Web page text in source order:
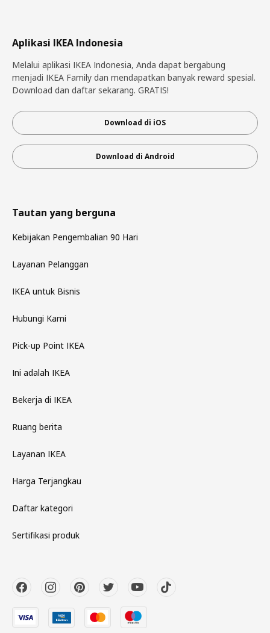
Aplikasi IKEA Indonesia
Melalui aplikasi IKEA Indonesia, Anda dapat bergabung
menjadi IKEA Family dan mendapatkan banyak reward spesial.
Download dan daftar sekarang. GRATIS!
Download di iOS
Download di Android
Tautan yang berguna
Kebijakan Pengembalian 90 Hari
Layanan Pelanggan
IKEA untuk Bisnis
Hubungi Kami
Pick-up Point IKEA
Ini adalah IKEA
Bekerja di IKEA
Ruang berita
Layanan IKEA
Harga Terjangkau
Daftar kategori
Sertifikasi produk